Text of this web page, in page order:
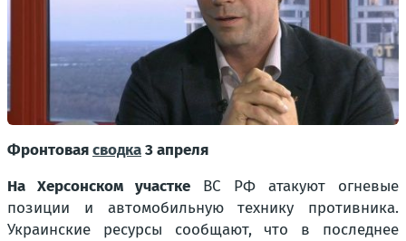
Фронтоваясводка3 апреля
На Херсонском участке ВС РФ атакуют огневые
позиции и автомобильную технику противника.
Украинские ресурсы сообщают, что в последнее